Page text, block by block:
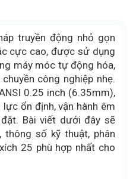
truyền động nhỏ gọn
cực cao, được sử dụng
máy móc tự động hóa,
công nghiệp nhẹ.
0.25 inch (6.35mm),
ổn định, vận hành êm
Bài viết dưới đây sẽ
thông số kỹ thuật, phân
25 phù hợp nhất cho